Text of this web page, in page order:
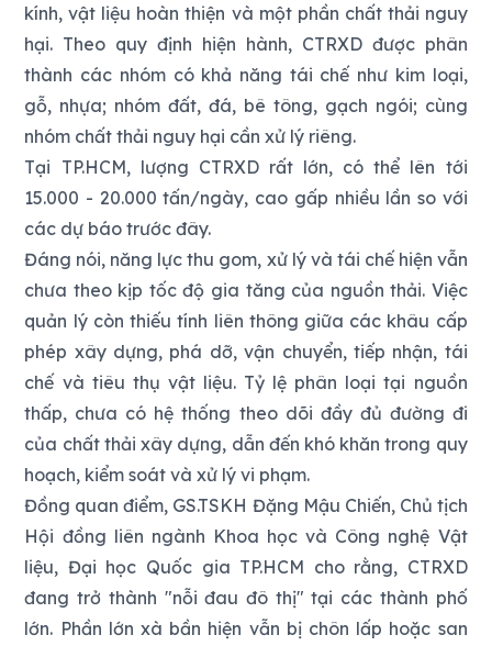
kính, vật liệu hoàn thiện và một phần chất thải nguy
hại. Theo quy định hiện hành, CTRXD được phân
thành các nhóm có khả năng tái chế như kim loại,
gỗ, nhựa; nhóm đất, đá, bê tông, gạch ngói; cùng
nhóm chất thải nguy hại cần xử lý riêng.
Tại TP.HCM, lượng CTRXD rất lớn, có thể lên tới
15.000 - 20.000 tấn/ngày, cao gấp nhiều lần so với
các dự báo trước đây.
Đáng nói, năng lực thu gom, xử lý và tái chế hiện vẫn
chưa theo kịp tốc độ gia tăng của nguồn thải. Việc
quản lý còn thiếu tính liên thông giữa các khâu cấp
phép xây dựng, phá dỡ, vận chuyển, tiếp nhận, tái
chế và tiêu thụ vật liệu. Tỷ lệ phân loại tại nguồn
thấp, chưa có hệ thống theo dõi đầy đủ đường đi
của chất thải xây dựng, dẫn đến khó khăn trong quy
hoạch, kiểm soát và xử lý vi phạm.
Đồng quan điểm, GS.TSKH Đặng Mậu Chiến, Chủ tịch
Hội đồng liên ngành Khoa học và Công nghệ Vật
liệu, Đại học Quốc gia TP.HCM cho rằng, CTRXD
đang trở thành "nỗi đau đô thị" tại các thành phố
lớn. Phần lớn xà bần hiện vẫn bị chôn lấp hoặc san